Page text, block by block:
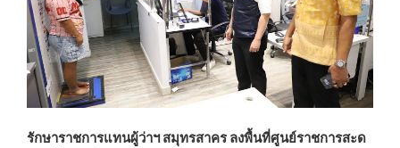
รักษาราชการแทนผู้ว่าฯ สมุทรสาคร ลงพื้นที่ศูนย์ราชการสะด